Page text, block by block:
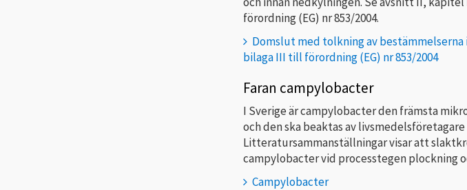
förordning (EG) nr 853/2004.
Domslut med tolkning av
bilaga III till förordning (EG) nr 853/2004
Faran campylobacter
I Sverige är campylobacter den främsta
och den ska beaktas av
Litteratursammanställningar visar att
campylobacter vid processtegen plockning
Campylobacter